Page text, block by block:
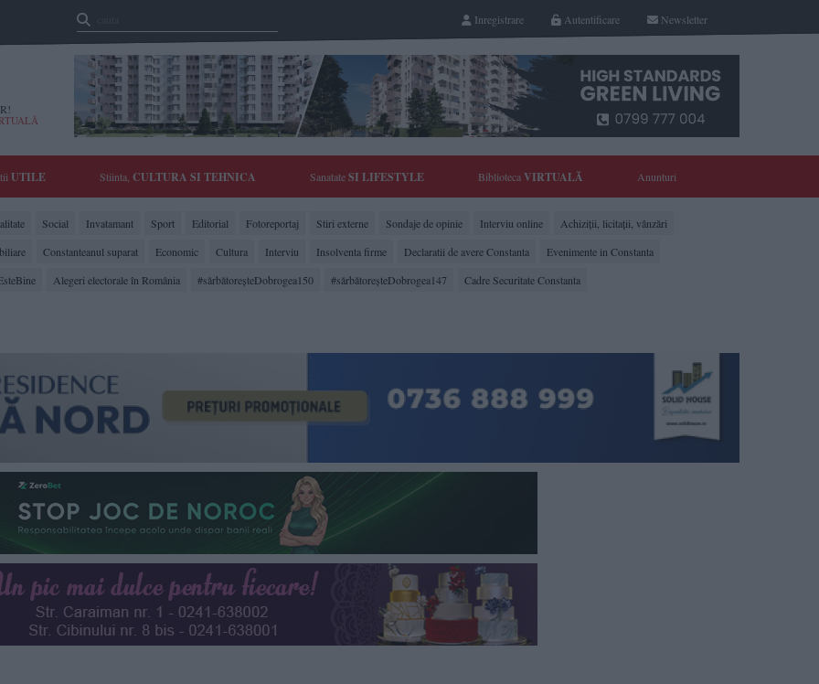
Newsletter
Autentificare
Inregistrare
UTILE Stiinta, CULTURA SI TEHNICA SanatateSI LIFESTYLE BibliotecaVIRTUALĂ Anunturi
Social Invatamant Sport Editorial Fotoreportaj Stiri externe Sondaje de opinie Interviu online
Achiziții, licitații, vânzări
Constanteanul suparat Economic Cultura Interviu Insolventa firme Declaratii de avere Constanta
Evenimente in Constanta
Alegeri electorale în România #sărbătoreşteDobrogea150 #sărbătoreşteDobrogea147 Cadre Securitate Constanta